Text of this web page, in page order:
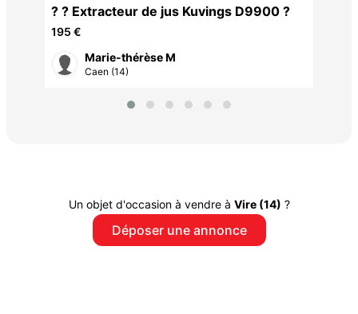
? ? Extracteur de jus Kuvings D9900 ?
195 €
Marie-thérèse M
Caen (14)
Un objet d'occasion à vendre à Vire (14) ?
Déposer une annonce